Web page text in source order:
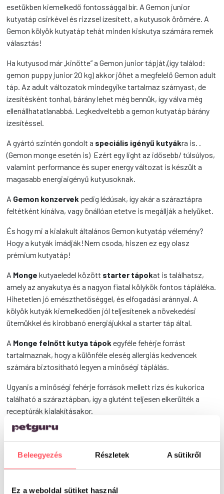
Beleegyezés Részletek A sütikről
Ez a weboldal sütiket használ
esetükben kiemelkedő fontossággal bír. A Gemon junior
kutyatáp csirkével és rizzsel ízesített, a kutyusok örömére. A
Gemon kölyök kutyatáp tehát minden kiskutya számára remek
választás!
Ha kutyusod már „kinőtte” a Gemon junior tápját,(így találod:
gemon puppy junior 20 kg) akkor jöhet a megfelelő Gemon adult
táp. Az adult változatok mindegyike tartalmaz szárnyast, de
ízesítésként tonhal, bárány lehet még bennük, így válva még
ellenállhatatlanabbá. Legkedveltebb a gemon kutyatáp bárány
ízesítéssel.
A gyártó szintén gondolt a speciális igényű kutyákra is. .
(Gemon monge esetén is) Ezért egy light az idősebb/ túlsúlyos,
valamint performance és super energy változat is készült a
magasabb energiaigényű kutyusoknak.
A Gemon konzervek pedig lédúsak, így akár a száraztápra
feltétként kínálva, vagy önállóan etetve is megállják a helyüket.
És hogy mi a kialakult általános Gemon kutyatáp vélemény?
Hogy a kutyák imádják!Nem csoda, hiszen ez egy olasz
prémium kutyatáp!
A Monge kutyaeledel között starter tápokat is találhatsz,
amely az anyakutya és a nagyon fiatal kölykök fontos tápláléka.
Hihetetlen jó emészthetőséggel, és elfogadási aránnyal. A
kölyök kutyák kiemelkedően jól teljesítenek a növekedési
ütemükkel és kirobbanó energiájukkal a starter táp által.
A Monge felnőtt kutya tápok egyféle fehérje forrást
tartalmaznak, hogy a különféle eleség allergiás kedvencek
számára biztosítható legyen a minőségi táplálás.
Ugyanis a minőségi fehérje források mellett rizs és kukorica
található a száraztápban, így a glutént teljesen elkerülték a
receptúrák kialakításakor.
Olyan összetevők vannak benne, amelyek teljessé teszik az
étkezését a kutyádnak: sörélesztő, spirulina, különféle
ízületvédő alapanyagok, és immunerősítő gyógynövények.
Hát persze, hogy ez is a kutyusok egyik kedvenc eledele!